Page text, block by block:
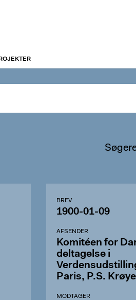
BREV
1900-01-09
AFSENDER
Komitéen for
deltagelse i
Paris, P.S.
MODTAGER